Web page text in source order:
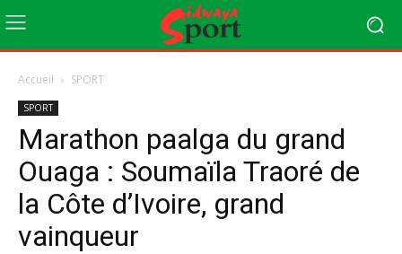
Accueil SPORT
SPORT
Marathon paalga du grand
Ouaga : Soumaïla Traoré de
la Côte d’Ivoire, grand
vainqueur